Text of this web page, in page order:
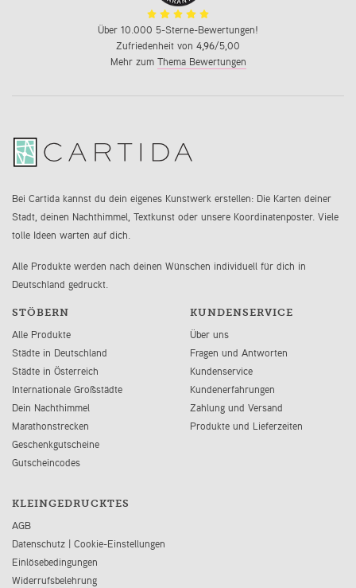
Über 10.000 5-Sterne-Bewertungen!
Zufriedenheit von 4,96/5,00
Mehr zum Thema Bewertungen
Bei Cartida kannst du dein eigenes Kunstwerk erstellen: Die Karten deiner
Stadt, deinen Nachthimmel, Textkunst oder unsere Koordinatenposter. Viele
tolle Ideen warten auf dich.
Alle Produkte werden nach deinen Wünschen individuell für dich in
Deutschland gedruckt.
STÖBERN
Alle Produkte
Städte in Deutschland
Städte in Österreich
Internationale Großstädte
Dein Nachthimmel
Marathonstrecken
Geschenkgutscheine
Gutscheincodes
KUNDENSERVICE
Über uns
Fragen und Antworten
Kundenservice
Kundenerfahrungen
Zahlung und Versand
Produkte und Lieferzeiten
KLEINGEDRUCKTES
AGB
Datenschutz | Cookie-Einstellungen
Einlösebedingungen
Widerrufsbelehrung